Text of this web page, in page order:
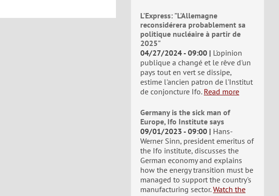
L'Express: "L'Allemagne
reconsidérera probablement sa
politique nucléaire à partir de
2025"
04/27/2024 - 09:00
L'opinion
publique a changé et le rêve d'un
pays tout en vert se dissipe,
estime l'ancien patron de l'Institut
de conjoncture Ifo. Read more
Germany is the sick man of
Europe, Ifo Institute says
09/01/2023 - 09:00
Hans-
Werner Sinn, president emeritus of
the Ifo institute, discusses the
German economy and explains
how the energy transition must be
managed to support the country's
manufacturing sector. Watch the